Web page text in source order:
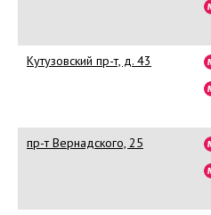
Кутузовский пр-т, д. 43
пр-т Вернадского, 25